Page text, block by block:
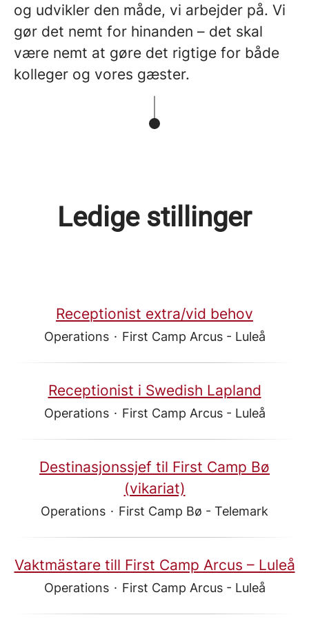
og udvikler den måde, vi arbejder på. Vi
gør det nemt for hinanden – det skal
være nemt at gøre det rigtige for både
kolleger og vores gæster.
Ledige stillinger
Receptionist extra/vid behov
Operations · First Camp Arcus - Luleå
Receptionist i Swedish Lapland
Operations · First Camp Arcus - Luleå
Destinasjonssjef til First Camp Bø
(vikariat)
Operations · First Camp Bø - Telemark
Vaktmästare till First Camp Arcus – Luleå
Operations · First Camp Arcus - Luleå